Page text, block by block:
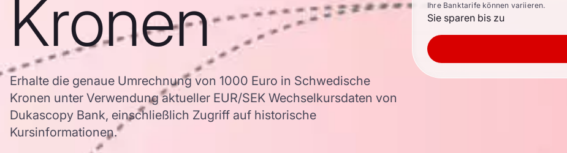
Kronen
Erhalte die genaue Umrechnung von 1000 Euro in Schwedische
Kronen unter Verwendung aktueller EUR/SEK Wechselkursdaten von
Dukascopy Bank, einschließlich Zugriff auf historische
Kursinformationen.
Ihre Banktarife können variieren.
Sie sparen bis zu